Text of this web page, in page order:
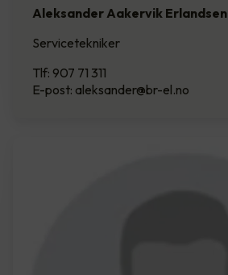
Aleksander Aakervik Erlandsen
Servicetekniker
Tlf: 907 71 311
E-post: aleksander@br-el.no